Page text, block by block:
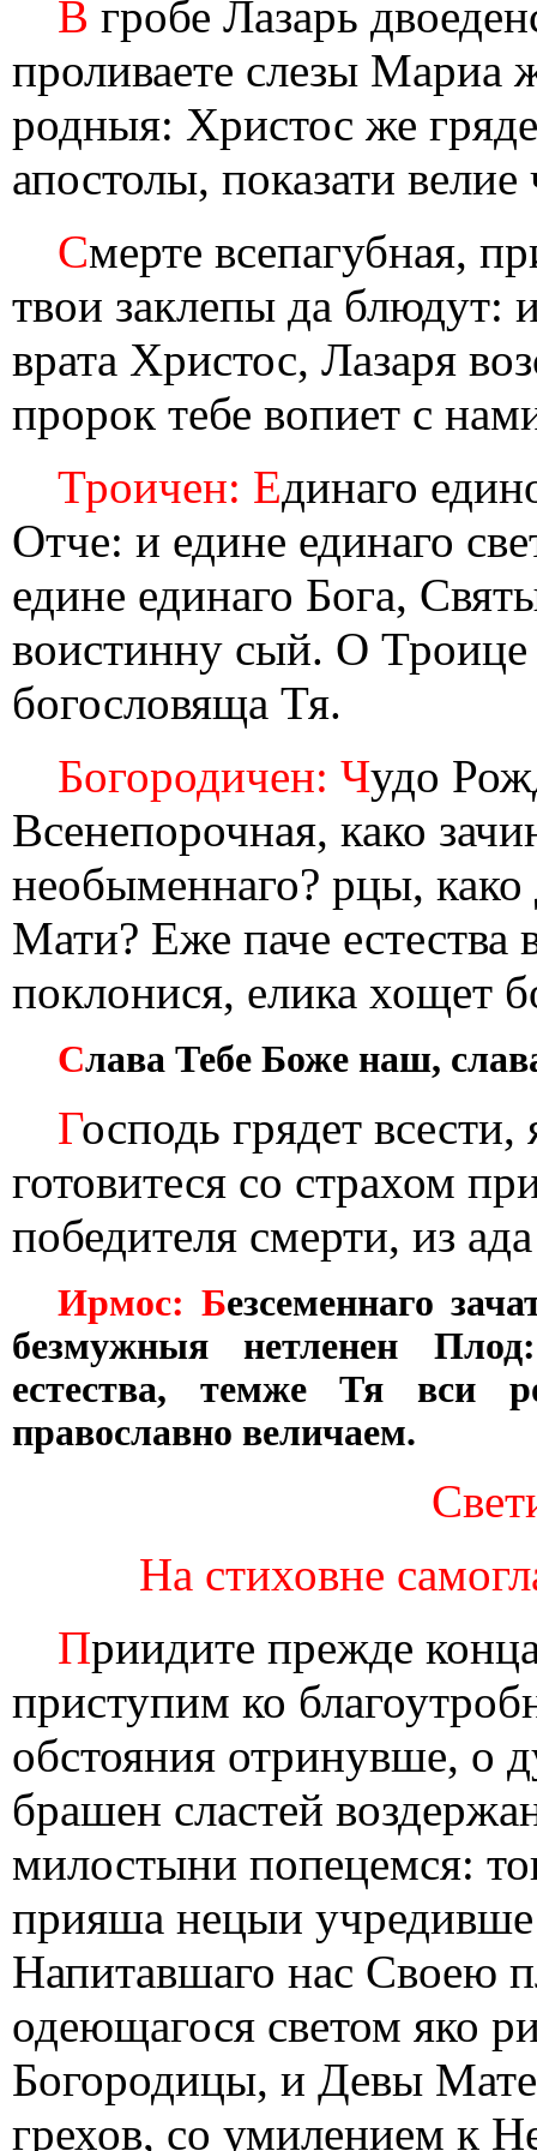
В гробе Лазарь
проливаете слезы Мариа
родныя: Христос же
апостолы, показати велие
Смерте всепагубная,
твои заклепы да блюдут:
врата Христос, Лазаря
пророк тебе вопиет с
Троичен: Единаго
Отче: и едине единаго
едине единаго Бога,
воистинну сый. О
богословяща Тя.
Богородичен: Чудо
Всенепорочная, како
необыменнаго? рцы,
Мати? Еже паче
поклонися, елика хощет
Слава Тебе Боже наш,
Господь грядет
готовитеся со страхом
победителя смерти, из
Ирмос: Безсеменнаго
безмужныя нетленен
естества, темже Тя вси
православно величаем.
На стиховне
Приидите прежде
приступим ко
обстояния отринувше, о
брашен сластей
милостыни попецемся:
прияша нецыи
Напитавшаго нас Своею
одеющагося светом яко
Богородицы, и Девы
грехов, со умилением к